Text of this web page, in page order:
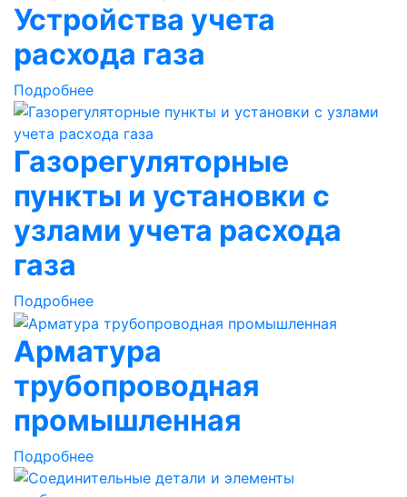
Устройства учета
расхода газа
Подробнее
Газорегуляторные
пункты и установки с
узлами учета расхода
газа
Подробнее
Арматура
трубопроводная
промышленная
Подробнее